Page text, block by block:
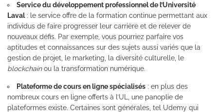
Service du développement professionnel de l’Université
Laval: le service offre de la formation continue permettant aux
individus de faire progresser leur carrière et de relever de
nouveaux défis. Par exemple, vous pourriez parfaire vos
aptitudes et connaissances sur des sujets aussi variés que la
gestion de projet, le marketing, la diversité culturelle, le
blockchainou la transformation numérique.
Plateforme de cours en ligne spécialisés : en plus des
nombreux cours en ligne offerts à l’UL, une panoplie de
plateformes existe. Certaines sont générales, tel Udemy qui